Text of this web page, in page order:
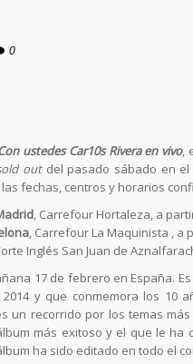
0
ustedes Car10s Rivera en vivo,
outdel pasado sábado en el
fechas, centros y horarios
, Carrefour Hortaleza, a
, Carrefour La Maquinista , a
Inglés San Juan de
17 de febrero en España.
y que conmemora los 10
un recorrido por los temas
más exitoso y el que le
ha sido editado en todo el